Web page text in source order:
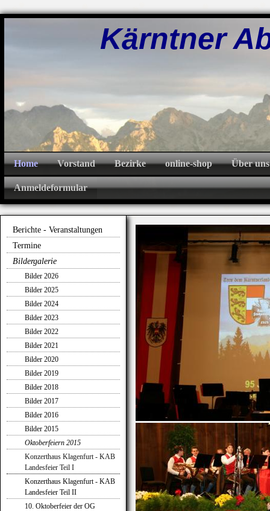
Kärntner
Home Vorstand Bezirke online-shop Über uns
Anmeldeformular
Berichte - Veranstaltungen
Termine
Bildergalerie
Bilder 2026
Bilder 2025
Bilder 2024
Bilder 2023
Bilder 2022
Bilder 2021
Bilder 2020
Bilder 2019
Bilder 2018
Bilder 2017
Bilder 2016
Bilder 2015
Oktoberfeiern 2015
Konzerthaus Klagenfurt - KAB
Landesfeier Teil I
Konzerthaus Klagenfurt - KAB
Landesfeier Teil II
10. Oktoberfeier der OG